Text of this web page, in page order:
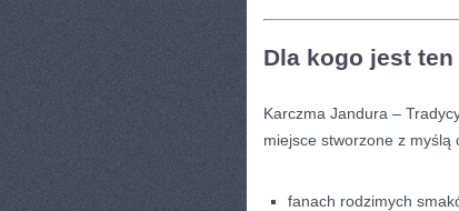
Dla kogo jest
Karczma Jandura –
miejsce stworzone z myślą
fanach rodzimych